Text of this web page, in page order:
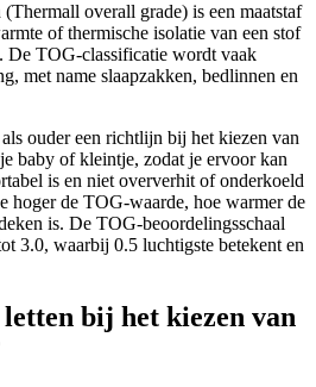
overall grade) is een maatstaf
of thermische isolatie van een stof
De TOG-classificatie wordt vaak
met name slaapzakken, bedlinnen en
ouder een richtlijn bij het kiezen van
baby of kleintje, zodat je ervoor kan
is en niet oververhit of onderkoeld
hoger de TOG-waarde, hoe warmer de
is. De TOG-beoordelingsschaal
3.0, waarbij 0.5 luchtigste betekent en
bij het kiezen van